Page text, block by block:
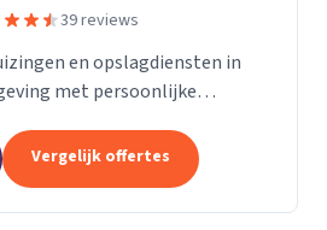
39 reviews
en opslagdiensten in
met persoonlijke
Vergelijk offertes